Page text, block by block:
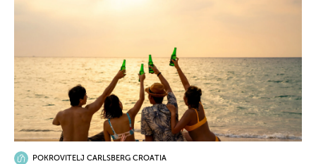
POKROVITELJ CARLSBERG CROATIA